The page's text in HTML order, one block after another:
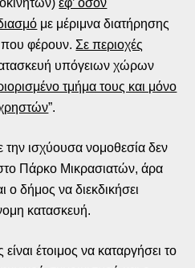
εφ’ όσον
με μέριμνα διατήρησης
φέρουν. Σε περιοχές
υπόγειων χώρων
τμήμα τους και μόνο
”.
ισχύουσα νομοθεσία δεν
Πάρκο Μικρασιατών, άρα
ο δήμος να διεκδικήσει
κατασκευή.
έτοιμος να καταργήσει το